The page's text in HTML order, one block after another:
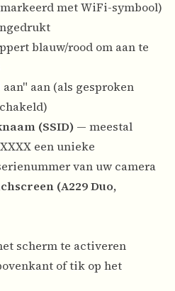
met WiFi-symbool)
blauw/rood om aan te
aan (als gesproken
(SSID) — meestal
een unieke
van uw camera
(A229 Duo,
scherm te activeren
of tik op het